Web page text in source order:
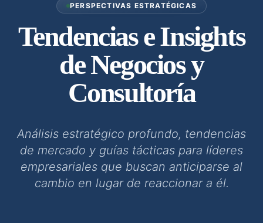
PERSPECTIVAS ESTRATÉGICAS
Tendencias e Insights
de Negocios y
Consultoría
Análisis estratégico profundo, tendencias
de mercado y guías tácticas para líderes
empresariales que buscan anticiparse al
cambio en lugar de reaccionar a él.